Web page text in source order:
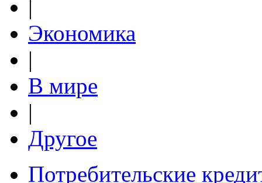
|
Экономика
|
В мире
|
Другое
Потребительские